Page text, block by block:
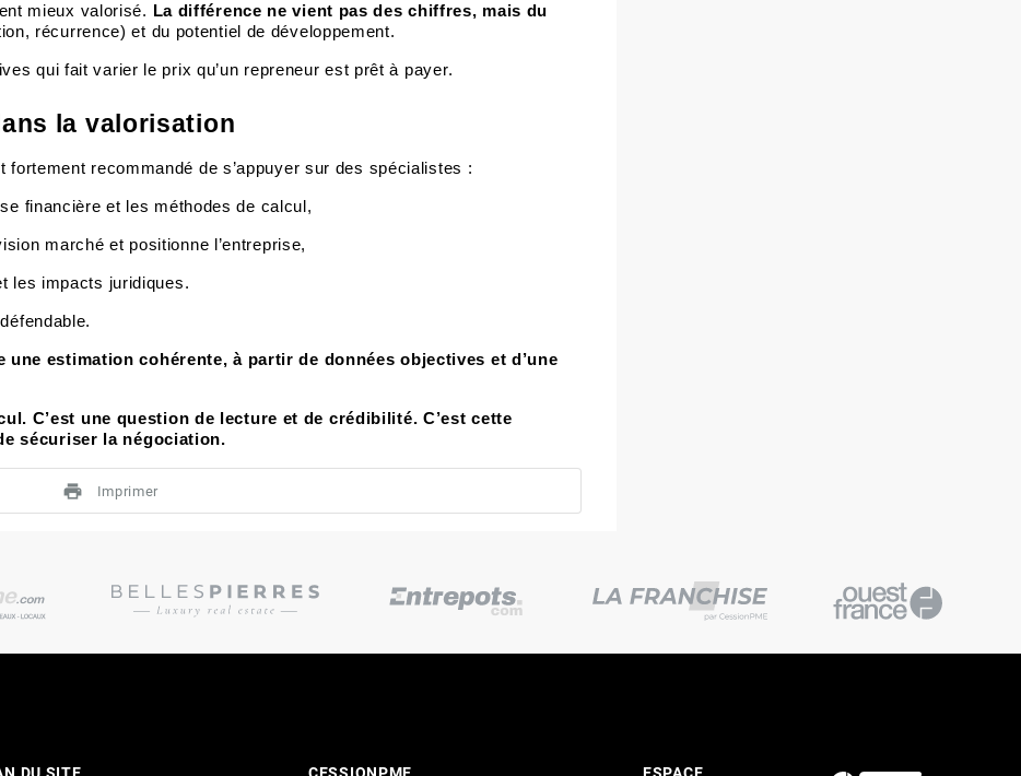
mieux valorisé. La différence ne vient pas des chiffres, mais du
récurrence) et du potentiel de développement.
qui fait varier le prix qu’un repreneur est prêt à payer.
la valorisation
recommandé de s’appuyer sur des spécialistes :
financière et les méthodes de calcul,
marché et positionne l’entreprise,
les impacts juridiques.
estimation cohérente, à partir de données objectives et d’une
C’est une question de lecture et de crédibilité. C’est cette
sécuriser la négociation.
print Imprimer